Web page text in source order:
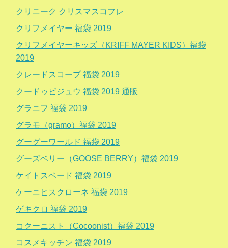
クリニーク クリスマスコフレ
クリフメイヤー 福袋 2019
クリフメイヤーキッズ（KRIFF MAYER KIDS）福袋
2019
クレードスコープ 福袋 2019
クードゥビジュウ 福袋 2019 通販
グラニフ 福袋 2019
グラモ（gramo）福袋 2019
グーグーワールド 福袋 2019
グーズベリー（GOOSE BERRY）福袋 2019
ケイトスペード 福袋 2019
ケーニヒスクローネ 福袋 2019
ゲキクロ 福袋 2019
コクーニスト（Cocoonist）福袋 2019
コスメキッチン 福袋 2019